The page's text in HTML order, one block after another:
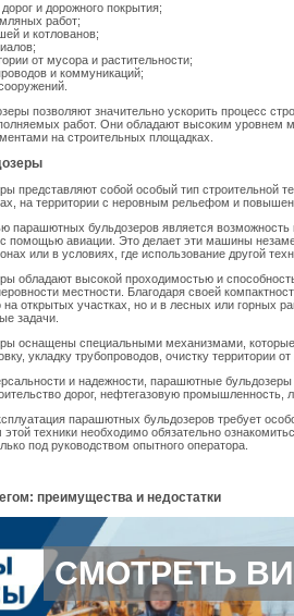
и дорожного покрытия;
работ;
и котлованов;
от мусора и растительности;
и коммуникаций;
позволяют значительно ускорить процесс
работ. Они обладают высоким уровнем
на строительных площадках.
представляют собой особый тип строительной
на территории с неровным рельефом и
парашютных бульдозеров является возможность
с помощью авиации. Это делает эти машины
или в условиях, где использование другой
обладают высокой проходимостью и
местности. Благодаря своей
открытых участках, но и в лесных или горных
задачи.
оснащены специальными механизмами,
укладку трубопроводов, очистку территории
и надежности, парашютные
дорог, нефтегазовую промышленность,
парашютных бульдозеров требует
техники необходимо обязательно
под руководством опытного оператора.
преимущества и недостатки
СМОТРЕТЬ